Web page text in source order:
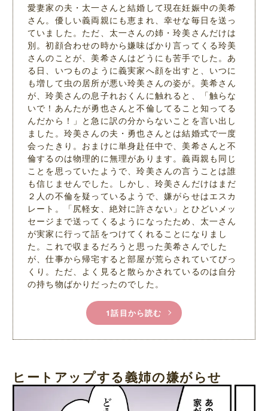
愛妻家の夫・太一さんと結婚して現在妊娠中の美希
さん。優しい義両親にも恵まれ、幸せな毎日を送っ
ていました。ただ、太一さんの姉・玲美さんだけは
別。初顔合わせの時から嫌味ばかり言ってくる玲美
さんのことが、美希さんはどうにも苦手でした。あ
る日、いつものように義実家へ顔を出すと、いつに
も増して虫の居所が悪い玲美さんの姿が。美希さん
が、玲美さんの息子れおくんに触れると、「触らな
いで！あんたが勇也さんと不倫してること知ってる
んだから！」と急に訳の分からないことを言い出し
ました。玲美さんの夫・勇也さんとは結婚式で一度
会ったきり。おまけに単身赴任中で、美希さんと不
倫するのは物理的に無理があります。義両親も同じ
ことを思っていたようで、玲美さんの言うことは誰
も信じませんでした。しかし、玲美さんだけはまだ
２人の不倫を疑っているようで、嫌がらせはエスカ
レート。「尻軽女、絶対に許さない」とひどいメッ
セージまで送ってくるようになったため、太一さん
が実家に行って話をつけてくれることになりまし
た。これで収まるだろうと思った美希さんでした
が、仕事から帰宅すると部屋が荒らされていてびっ
くり。ただ、よく見ると散らかされているのは自分
の持ち物ばかりだったのでした。
1話目から読む
ヒートアップする義姉の嫌がらせ